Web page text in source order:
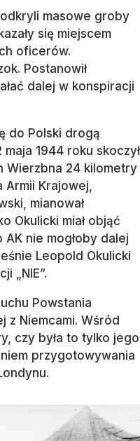
masowe groby
się miejscem
oficerów.
Postanowił
dalej w konspiracji
do Polski drogą
1944 roku skoczył
Wierzbna 24 kilometry
Armii Krajowej,
mianował
Okulicki miał objąć
nie mogłoby dalej
Leopold Okulicki
„NIE”.
Powstania
z Niemcami. Wśród
czy była to tylko jego
przygotowywania